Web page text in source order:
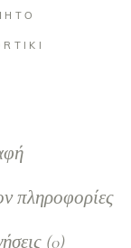
πληροφορίες
(0)